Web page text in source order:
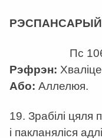
Пс
Рэфрэн:
Або: Аллелюя.
19. Зрабілі цяля
і пакланяліся